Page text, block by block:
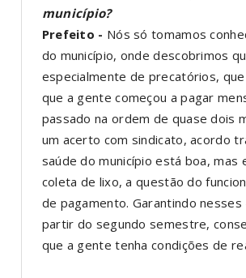
município?
Prefeito - Nós só tomamos
do município, onde descobrimos
especialmente de precatórios,
que a gente começou a pagar
passado na ordem de quase dois
um acerto com sindicato, acordo
saúde do município está boa,
coleta de lixo, a questão do
de pagamento. Garantindo
partir do segundo semestre,
que a gente tenha condições de